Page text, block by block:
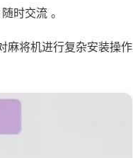
时交流 。
麻将机进行复杂安装操作